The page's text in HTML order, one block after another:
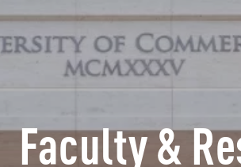
Faculty &